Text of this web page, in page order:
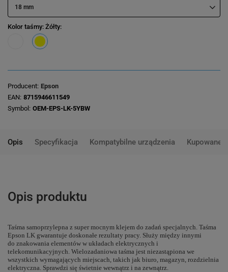
18 mm
Kolor taśmy: Żółty
Producent Epson
EAN 8715946611549
Symbol
OEM-EPS-LK-5YBW
Opis Specyfikacja Kompatybilne urządzenia Kupowane
Opis produktu
Taśma samoprzylepna z super mocnym klejem do zadań specjalnych. Taśma
Epson LK gwarantuje doskonałe rezultaty pracy. Służy między innymi
do znakowania elementów w układach elektrycznych i
telekomunikacyjnych. Wielozadaniowa taśma jest niezastąpiona we
wszystkich wymagających miejscach, takich jak biuro, magazyn, rozdzielnia
elektryczna. Sprawdzi się świetnie wewnątrz i na zewnątrz.